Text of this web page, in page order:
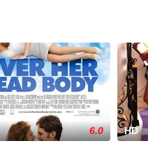
6.0 HD